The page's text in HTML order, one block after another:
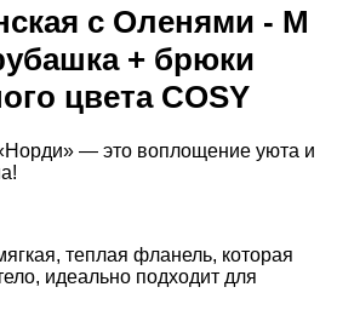
с Оленями - M
+ брюки
цвета COSY
— это воплощение уюта и
теплая фланель, которая
идеально подходит для